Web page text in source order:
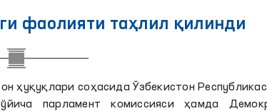
фаолияти таҳлил қилинди
ҳуқуқлари соҳасида Ўзбекистон
парламент комиссияси ҳамда